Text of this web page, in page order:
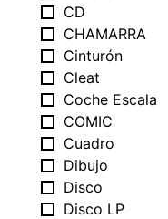
CD
CHAMARRA
Cinturón
Cleat
Coche Escala
COMIC
Cuadro
Dibujo
Disco
Disco LP